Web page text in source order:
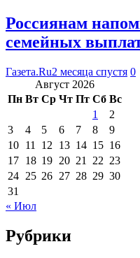
Россиянам
семейных
Газета.Ru2 месяца спустя 0
Август 2026
Пн Вт Ср Чт Пт Сб Вс
1
2
3
4 5 6 7 8
9
10 11 12 13 14 15 16
17 18 19 20 21 22 23
24 25 26 27 28 29 30
31
« Июл
Рубрики